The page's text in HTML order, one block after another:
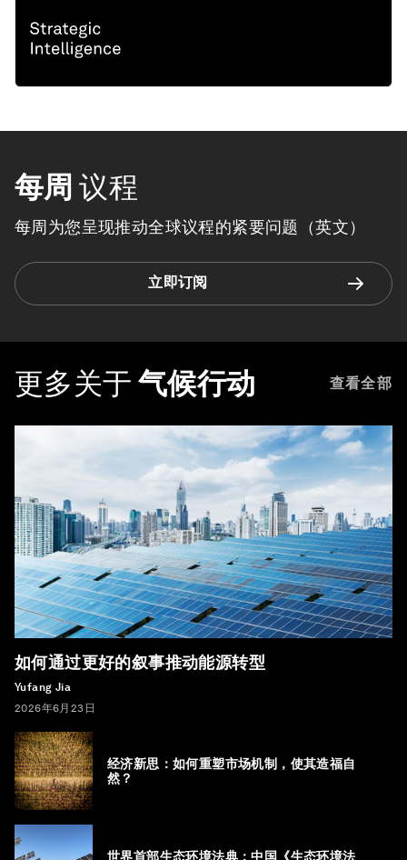
每周 议程
每周为您呈现推动全球议程的紧要问题（英文）
立即订阅
更多关于 气候行动 查看全部
如何通过更好的叙事推动能源转型
Yufang Jia
2026年6月23日
经济新思：如何重塑市场机制，使其造福自
然？
世界首部生态环境法典：中国《生态环境法